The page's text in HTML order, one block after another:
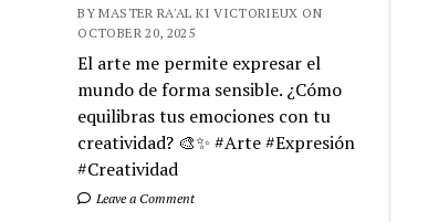
BY MASTER RA'AL KI VICTORIEUX ON
OCTOBER 20, 2025
El arte me permite expresar el
mundo de forma sensible. ¿Cómo
equilibras tus emociones con tu
creatividad? 🎨✨ #Arte #Expresión
#Creatividad
Leave a Comment